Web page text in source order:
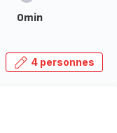
0min
4 personnes